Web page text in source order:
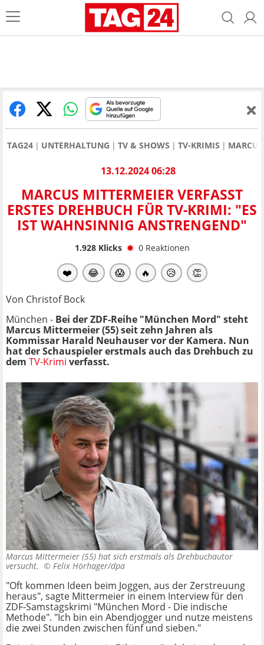
TAG24 UNTERHALTUNG TV & SHOWS TV-KRIMIS
13.12.2024 06:28
MARCUS MITTERMEIER VERFASST
ERSTES DREHBUCH FÜR TV-KRIMI: "ES
IST WAHNSINNIG ANSTRENGEND"
1.928Klicks 0 Reaktionen
❤️ 😂 😱 🔥 😥 👏
Von Christof Bock
München - Bei der ZDF-Reihe "München Mord" steht
Marcus Mittermeier (55) seit zehn Jahren als
Kommissar Harald Neuhauser vor der Kamera. Nun
hat der Schauspieler erstmals auch das Drehbuch zu
dem TV-Krimi verfasst.
Marcus Mittermeier (55) hat sich erstmals als Drehbuchautor
versucht. © Felix Hörhager/dpa
"Oft kommen Ideen beim Joggen, aus der Zerstreuung
heraus", sagte Mittermeier in einem Interview für den
ZDF-Samstagskrimi "München Mord - Die indische
Methode". "Ich bin ein Abendjogger und nutze meistens
die zwei Stunden zwischen fünf und sieben."